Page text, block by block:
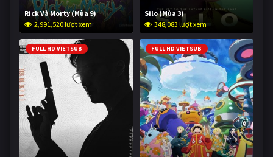
Rick Và Morty (Mùa 9)
2,991,520 lượt xem
Silo (Mùa 3)
348,083 lượt xem
FULL HD VIETSUB FULL HD VIETSUB